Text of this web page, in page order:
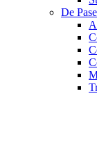
De